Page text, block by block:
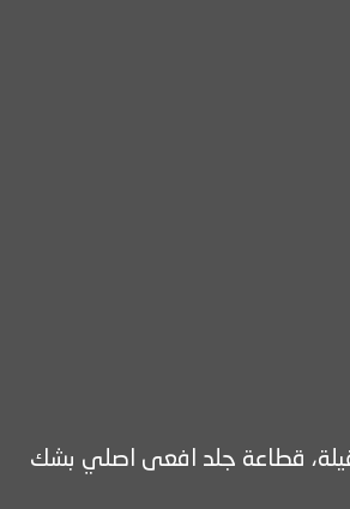
ثقيلة نقش قلم يدوي، قرن زراف هندي حثية مسامير فضة خالصة، بطمس ٤ حلق فضة ثقيلة، قطاعة جلد افعى اصلي بشك